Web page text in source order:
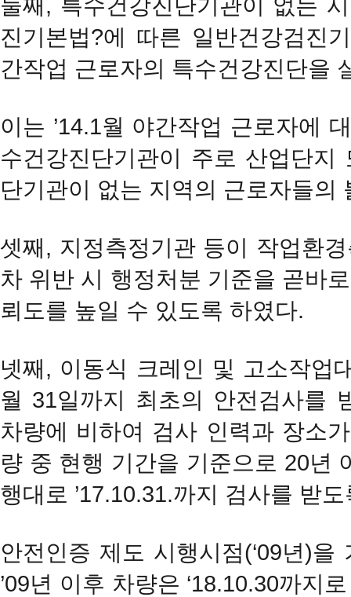
진기본법?에 따른 일반건강검진
간작업 근로자의 특수건강진단을
이는 ’14.1월 야간작업 근로자에
수건강진단기관이 주로 산업단
단기관이 없는 지역의 근로자들의
셋째, 지정측정기관 등이 작업환
차 위반 시 행정처분 기준을 곧바
뢰도를 높일 수 있도록 하였다.
넷째, 이동식 크레인 및 고소작업
월 31일까지 최초의 안전검사를
차량에 비하여 검사 인력과 장소
량 중 현행 기간을 기준으로 20년
행대로 ’17.10.31.까지 검사를 받
안전인증 제도 시행시점(‘09년)을
’09년 이후 차량은 ‘18.10.30까지